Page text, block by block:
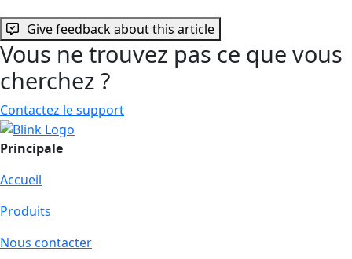
Give feedback about this article
Vous ne trouvez pas ce que vous
cherchez ?
Contactez le support
Principale
Accueil
Produits
Nous contacter